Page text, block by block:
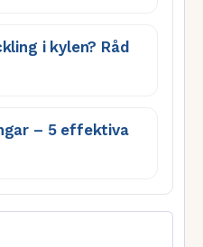
i kylen? Råd
– 5 effektiva